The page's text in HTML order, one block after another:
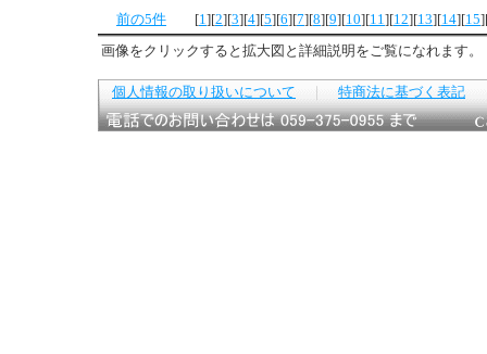
前の5件 [1][2][3][4][5][6][7][8][9][10][11][12][13][14][15]
画像をクリックすると拡大図と詳細説明をご覧になれます。
個人情報の取り扱いについて 特商法に基づく表記